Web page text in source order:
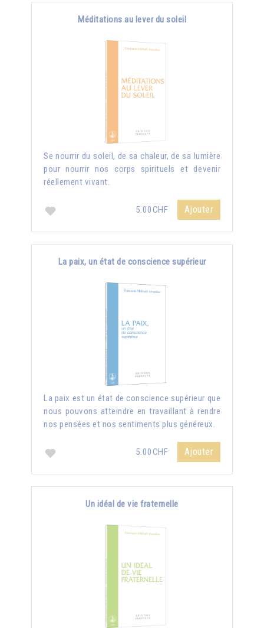
Méditations au lever du soleil
Se nourrir du soleil, de sa chaleur, de sa lumière
pour nourrir nos corps spirituels et devenir
réellement vivant.
5.00CHF Ajouter
La paix, un état de conscience supérieur
La paix est un état de conscience supérieur que
nous pouvons atteindre en travaillant à rendre
nos pensées et nos sentiments plus généreux.
5.00CHF Ajouter
Un idéal de vie fraternelle